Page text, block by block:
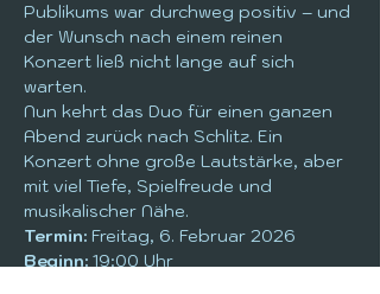
Publikums war durchweg positiv – und
der Wunsch nach einem reinen
Konzert ließ nicht lange auf sich
warten.
Nun kehrt das Duo für einen ganzen
Abend zurück nach Schlitz. Ein
Konzert ohne große Lautstärke, aber
mit viel Tiefe, Spielfreude und
musikalischer Nähe.
Termin: Freitag, 6. Februar 2026
Beginn: 19:00 Uhr